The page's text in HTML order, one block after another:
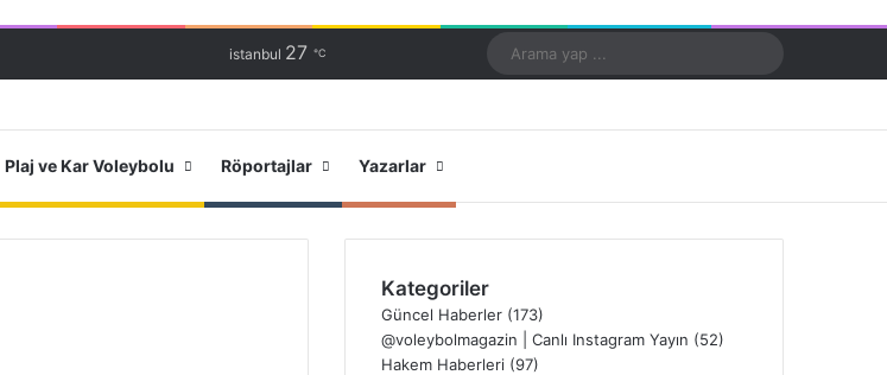
istanbul 27 ℃ Rastgele Makale
Kenar Bölmesi
Dış görünümü değiştir
...
Plaj ve Kar Voleybolu Röportajlar Yazarlar
Kategoriler
Güncel Haberler (173)
@voleybolmagazin | Canlı Instagram Yayın (52)
Hakem Haberleri (97)